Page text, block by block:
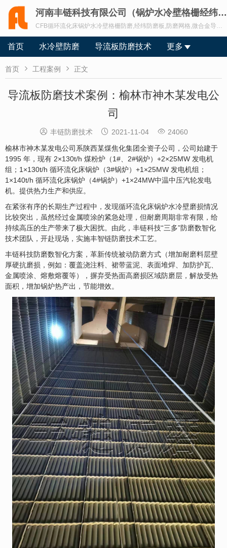
河南丰链科技有限公司（锅炉水冷壁格栅经纬导流板防磨超合金新材料）
CFB循环流化床锅炉水冷壁格栅防磨,经纬防磨板,防磨网格,微合金导流板多维融合防磨,经纬防磨板,联系黄工15890006029.
首页 水冷壁防磨 导流板防磨技术 更多
首页  工程案例  正文
导流板防磨技术案例：榆林市神木某发电公
司
 丰链防磨技术  2021-11-04  24060
榆林市神木某发电公司系陕西某煤焦化集团全资子公司，公司始建于
1995 年，现有 2×130t/h 煤粉炉（1#、2#锅炉）+2×25MW 发电机
组；1×130t/h 循环流化床锅炉（3#锅炉）+1×25MW 发电机组；
1×140t/h 循环流化床锅炉（4#锅炉）+1×24MW中温中压汽轮发电
机。提供热力生产和供应。
在紧张有序的长期生产过程中，发现循环流化床锅炉水冷壁磨损情况
比较突出，虽然经过金属喷涂的紧急处理，但耐磨周期非常有限，给
持续高压的生产带来了极大困扰。由此，丰链科技“三多”防磨数智化
技术团队，开赴现场，实施丰智链防磨技术工艺。
丰链科技防磨数智化方案，革新传统被动防磨方式（增加耐磨料层壁
厚硬抗磨损，例如：覆盖浇注料、裙带蓝泥、表面堆焊、加防护瓦、
金属喷涂、熔敷熔覆等），摒弃受热面高磨损区域防磨层，解放受热
面积，增加锅炉热产出，节能增效。